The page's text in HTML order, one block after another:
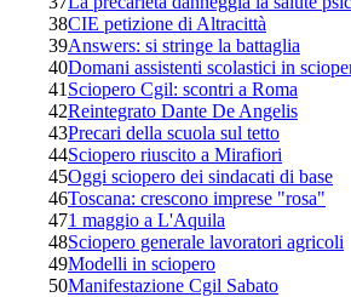
38CIE petizione di Altracittà
39Answers: si stringe la battaglia
40Domani assistenti scolastici in
41 Sciopero Cgil: scontri a Roma
42Reintegrato Dante De Angelis
43Precari della scuola sul tetto
44Sciopero riuscito a Mirafiori
45Oggi sciopero dei sindacati di base
46Toscana: crescono imprese "rosa"
471 maggio a L'Aquila
48Sciopero generale lavoratori agricoli
49Modelli in sciopero
50Manifestazione Cgil Sabato